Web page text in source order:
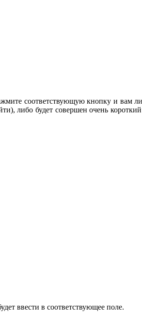
соответствующую кнопку и вам
либо будет совершен очень
ввести в соответствующее поле.